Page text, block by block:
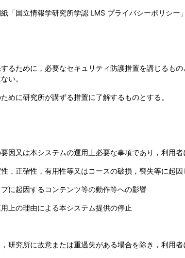
国立情報学研究所学認 LMS プライバシーポリシー
ために，必要なセキュリティ防護措置を講じるも
い。
に研究所が講ずる措置に了解するものとする。
又は本システムの運用上必要な事項であり，利用
正確性，有用性等又はコースの破損，喪失等に起因
に起因するコンテンツ等の動作等への影響
上の理由による本システム提供の停止
究所に故意または重過失がある場合を除き，利用